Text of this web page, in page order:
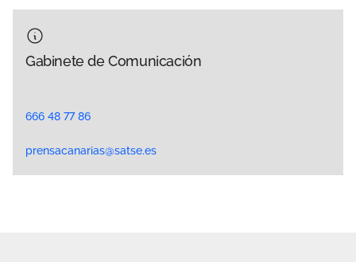
Gabinete de Comunicación
666 48 77 86
prensacanarias@satse.es